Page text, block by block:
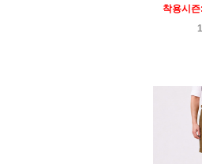
착용시즌: